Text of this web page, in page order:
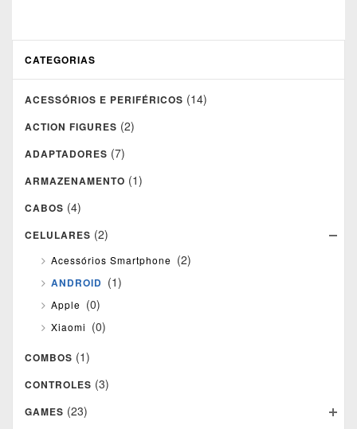
CATEGORIAS
ACESSÓRIOS E PERIFÉRICOS (14)
ACTION FIGURES (2)
ADAPTADORES (7)
ARMAZENAMENTO (1)
CABOS (4)
CELULARES (2)
Acessórios Smartphone (2)
ANDROID (1)
Apple (0)
Xiaomi (0)
COMBOS (1)
CONTROLES (3)
GAMES (23)